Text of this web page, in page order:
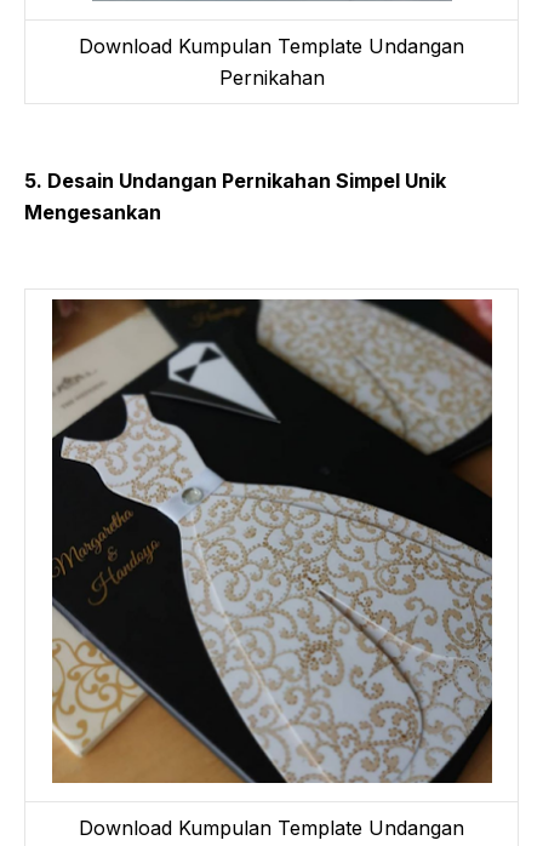
Download Kumpulan Template Undangan
Pernikahan
5. Desain Undangan Pernikahan Simpel Unik
Mengesankan
Download Kumpulan Template Undangan